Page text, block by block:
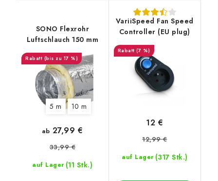
SONO Flexrohr
Luftschlauch 150 mm
(bis zu 17 %)
5 m 10 m
auf Lager (11 Stk.)
ab 27,99 €
33,99 €
VariiSpeed Fan Speed
Controller (EU plug)
(7 %)
auf Lager (317 Stk.)
12 €
12,99 €